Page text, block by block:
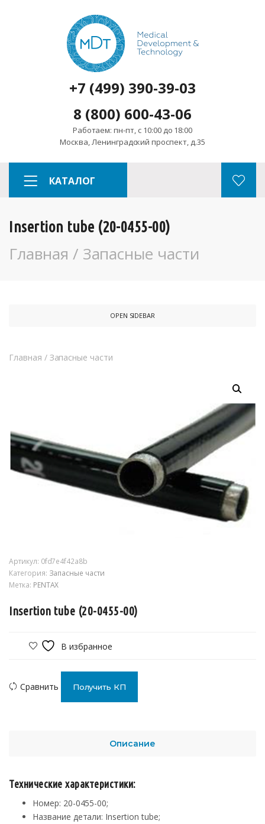
+7 (499) 390-39-03
8 (800) 600-43-06
Работаем: пн-пт, с 10:00 до 18:00
Москва, Ленинградский проспект, д.35
КАТАЛОГ
Insertion tube (20-0455-00)
Главная / Запасные части
OPEN SIDEBAR
Главная / Запасные части
Артикул: 0fd7e4f42a8b
Категория: Запасные части
Метка: PENTAX
Insertion tube (20-0455-00)
В избранное
Сравнить Получить КП
Описание
Технические характеристики:
Номер: 20-0455-00;
Название детали: Insertion tube;